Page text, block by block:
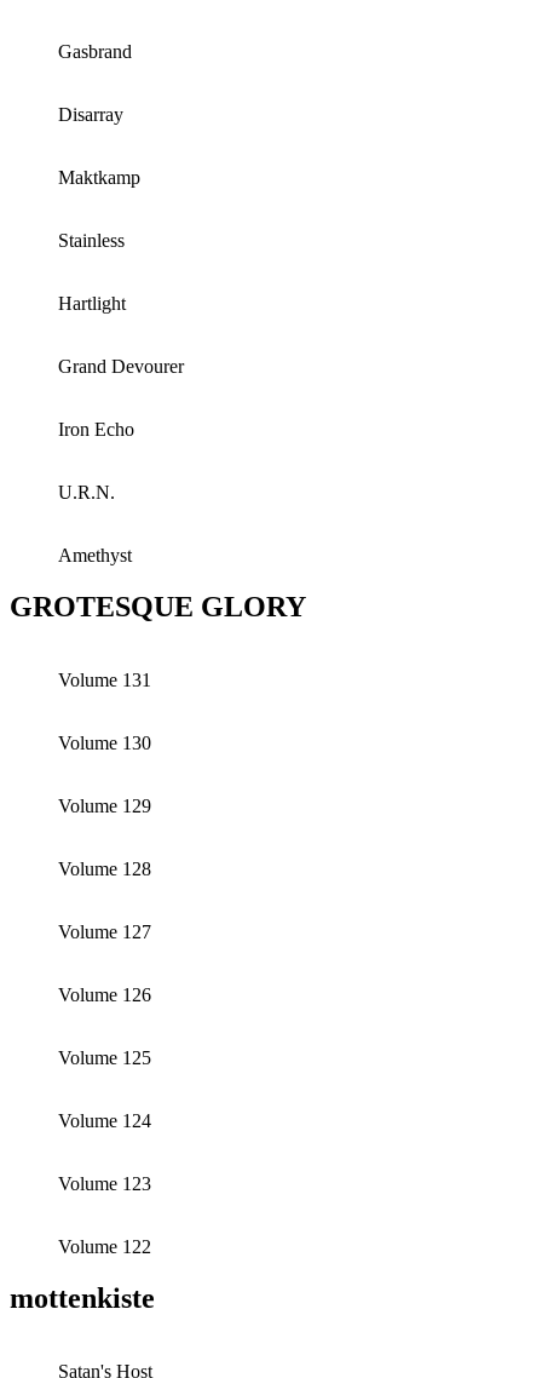
Gasbrand
Disarray
Maktkamp
Stainless
Hartlight
Grand Devourer
Iron Echo
U.R.N.
Amethyst
GROTESQUE GLORY
Volume 131
Volume 130
Volume 129
Volume 128
Volume 127
Volume 126
Volume 125
Volume 124
Volume 123
Volume 122
mottenkiste
Satan's Host